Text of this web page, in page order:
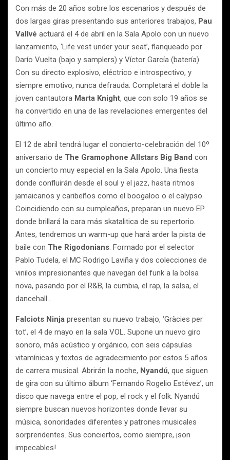
Con más de 20 años sobre los escenarios y después de
dos largas giras presentando sus anteriores trabajos, Pau
Vallvé actuará el 4 de abril en la Sala Apolo con un nuevo
lanzamiento, ‘Life vest under your seat’, flanqueado por
Darío Vuelta (bajo y samplers) y Víctor García (batería).
Con su directo explosivo, eléctrico e introspectivo, y
siempre emotivo, nunca defrauda. Completará el doble la
joven cantautora Marta Knight, que con solo 19 años se
ha convertido en una de las revelaciones emergentes del
último año.
El 12 de abril tendrá lugar el concierto-celebración del 10º
aniversario de The Gramophone Allstars Big Band con
un concierto muy especial en la Sala Apolo. Una fiesta
donde confluirán desde el soul y el jazz, hasta ritmos
jamaicanos y caribeños como el boogaloo o el calypso.
Coincidiendo con su cumpleaños, preparan un nuevo EP
donde brillará la cara más skatalitica de su repertorio.
Antes, tendremos un warm-up que hará arder la pista de
baile con The Rigodonians. Formado por el selector
Pablo Tudela, el MC Rodrigo Laviña y dos colecciones de
vinilos impresionantes que navegan del funk a la bolsa
nova, pasando por el R&B, la cumbia, el rap, la salsa, el
dancehall…
Falciots Ninja presentan su nuevo trabajo, ‘Gràcies per
tot’, el 4 de mayo en la sala VOL. Supone un nuevo giro
sonoro, más acústico y orgánico, con seis cápsulas
vitamínicas y textos de agradecimiento por estos 5 años
de carrera musical. Abrirán la noche, Nyandú, que siguen
de gira con su último álbum ‘Fernando Rogelio Estévez’, un
disco que navega entre el pop, el rock y el folk. Nyandú
siempre buscan nuevos horizontes donde llevar su
música, sonoridades diferentes y patrones musicales
sorprendentes. Sus conciertos, como siempre, ¡son
impecables!